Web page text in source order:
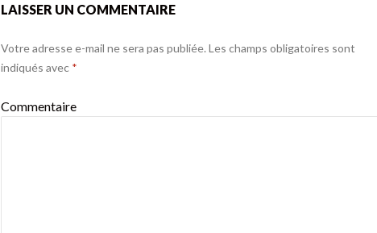
LAISSER UN COMMENTAIRE
Votre adresse e-mail ne sera pas publiée. Les champs obligatoires sont
indiqués avec *
Commentaire